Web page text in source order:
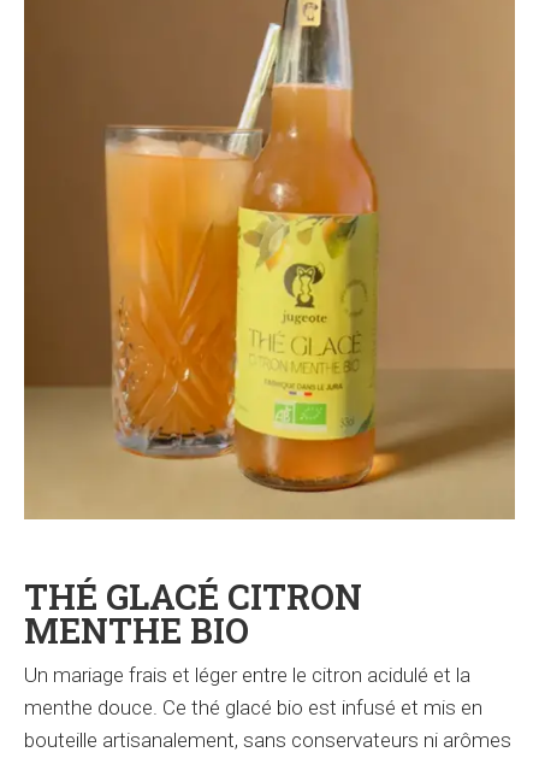
THÉ GLACÉ CITRON
MENTHE BIO
Un mariage frais et léger entre le citron acidulé et la
menthe douce. Ce thé glacé bio est infusé et mis en
bouteille artisanalement, sans conservateurs ni arômes